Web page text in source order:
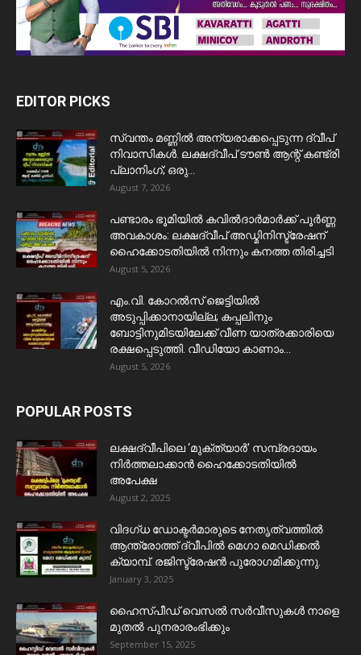
EDITOR PICKS
സ്വന്തം മണ്ണിൽ അന്യരാക്കപ്പെടുന്ന ദ്വീപ്
നിവാസികൾ. ലക്ഷദ്വീപ് ടൗൺ ആന്റ് കണ്ട്രി
പ്ലാനിംഗ്; ഒരു...
August 7, 2026
പണ്ടാരം ഭൂമിയിൽ കവിൽദാർമാർക്ക് പൂർണ്ണ
അവകാശം: ലക്ഷദ്വീപ് അഡ്മിനിസ്ട്രേഷന്
ഹൈക്കോടതിയിൽ നിന്നും കനത്ത തിരിച്ചടി
August 5, 2026
​എം.വി. കോറൽസ് ജെട്ടിയിൽ
അടുപ്പിക്കാനായില്ല; കപ്പലിനും
ബോട്ടിനുമിടയിലേക്ക് വീണ യാത്രക്കാരിയെ
രക്ഷപ്പെടുത്തി. വീഡിയോ കാണാം...
August 5, 2026
POPULAR POSTS
ലക്ഷദ്വീപിലെ ‘മുക്ത്യാർ’ സമ്പ്രദായം
നിർത്തലാക്കാൻ ഹൈക്കോടതിയിൽ
അപേക്ഷ
August 2, 2025
വിദഗ്ധ ഡോക്ടർമാരുടെ നേതൃത്വത്തിൽ
ആന്ത്രോത്ത് ദ്വീപിൽ മെഗാ മെഡിക്കൽ
ക്യാമ്പ്. രജിസ്ട്രേഷൻ പുരോഗമിക്കുന്നു.
January 3, 2025
ഹൈസ്പീഡ് വെസൽ സർവീസുകൾ നാളെ
മുതൽ പുനരാരംഭിക്കും
September 15, 2025